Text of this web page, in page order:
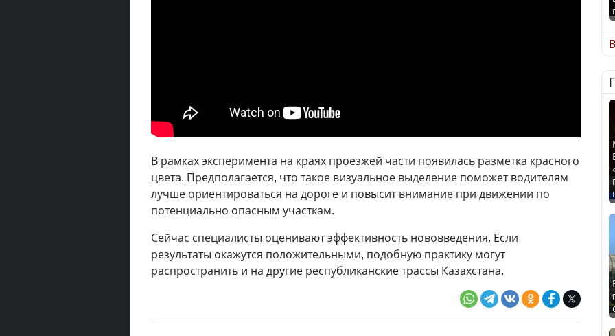
В рамках эксперимента на краях проезжей части появилась разметка красного
цвета. Предполагается, что такое визуальное выделение поможет водителям
лучше ориентироваться на дороге и повысит внимание при движении по
потенциально опасным участкам.
Сейчас специалисты оценивают эффективность нововведения. Если
результаты окажутся положительными, подобную практику могут
распространить и на другие республиканские трассы Казахстана.